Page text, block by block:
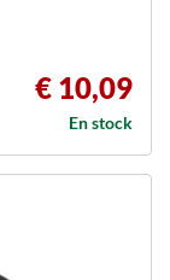
€ 10,09
En stock